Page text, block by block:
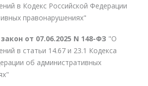
в Кодекс Российской Федерации
правонарушениях"
от 07.06.2025 N 148-ФЗ "О
в статьи 14.67 и 23.1 Кодекса
об административных